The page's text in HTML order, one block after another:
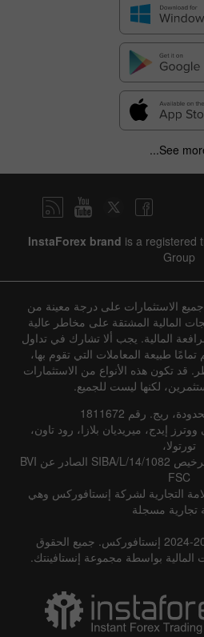
See
InstaForex brand is a registered
Group
الاستثمارات على درجة معينة من
المالية المشتقة على مخاطر عالية
المالية. يجب ألا تشارك في تداول
طبيعة المعاملات التي تقوم بها،
تكون هذه الأنواع من الاستثمارات
لكنها ليست للجميع.
ريج. رقم 1811672
إيدج، ميريديان بلازا، رود تاون،
تورتولا،
جزر فيرجن البريطانية رقم الترخيص SIBA/L/14/1082 الصادر عن BVI
FSC
التجارية لشركة إنستافوركس وهي
تجارية مسجلة
حقوق الطبع والنشر © 2007-2024 إنستافوركس. جميع الحقوق
بواسطة مجموعة إنستافينتك.